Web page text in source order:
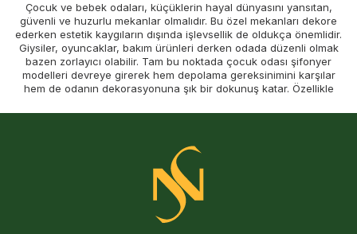
Çocuk ve bebek odaları, küçüklerin hayal dünyasını yansıtan,
güvenli ve huzurlu mekanlar olmalıdır. Bu özel mekanları dekore
ederken estetik kaygıların dışında işlevsellik de oldukça önemlidir.
Giysiler, oyuncaklar, bakım ürünleri derken odada düzenli olmak
bazen zorlayıcı olabilir. Tam bu noktada çocuk odası şifonyer
modelleri devreye girerek hem depolama gereksinimini karşılar
hem de odanın dekorasyonuna şık bir dokunuş katar. Özellikle
düzenlemek ve odayı derli toplu tutmak için önemli bir rol oynar.
zamanda düzenin ve pratikliğin simgesidir. Çekmeceleri sayesinde
kıyafetler, bezler, çoraplar ve diğer küçük eşyalar kolaylıkla
gruplandırılabilir ve gereksinim anında rahatlıkla ulaşılabilir. Bu
düzen, özellikle bebek bakımının yoğun olduğu ilk aylarda ailelere
büyük konfor sağlar. Çocuklar büyüdükçe de şifonyer, onların
kendi eşyalarını toplamayı öğrenmelerine destek olan kullanışlı bir